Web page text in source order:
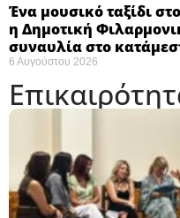
Ένα μουσικό ταξίδι
η Δημοτική
συναυλία στο
6 Αυγούστου 2026